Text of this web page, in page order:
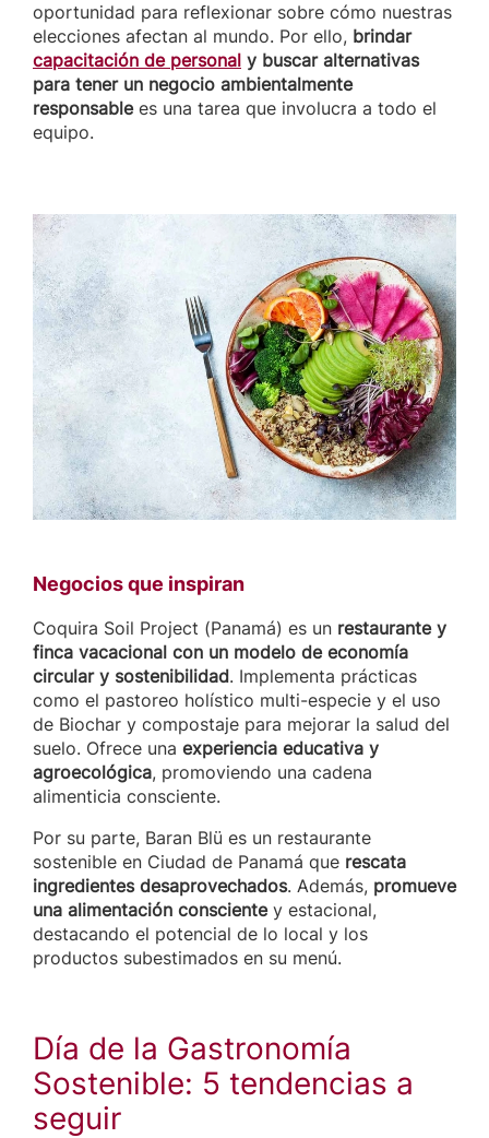
oportunidad para reflexionar sobre cómo nuestras
elecciones afectan al mundo. Por ello, brindar
capacitación de personal y buscar alternativas
para tener un negocio ambientalmente
responsablees una tarea que involucra a todo el
equipo.
Negocios que inspiran
Coquira Soil Project (Panamá) es un restaurante y
finca vacacional con un modelo de economía
circular y sostenibilidad. Implementa prácticas
como el pastoreo holístico multi-especie y el uso
de Biochar y compostaje para mejorar la salud del
suelo. Ofrece una experiencia educativa y
agroecológica, promoviendo una cadena
alimenticia consciente.
Por su parte, Baran Blü es un restaurante
sostenible en Ciudad de Panamá que rescata
ingredientes desaprovechados. Además, promueve
una alimentación conscientey estacional,
destacando el potencial de lo local y los
productos subestimados en su menú.
Día de la Gastronomía
Sostenible: 5 tendencias a
seguir